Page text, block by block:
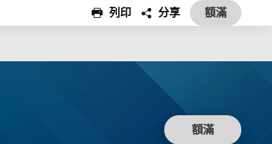
額滿
列印 此課程分享 此課程至
額滿